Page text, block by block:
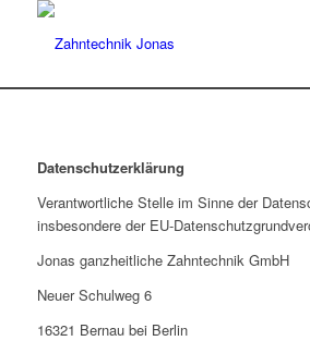
Datenschutzerklärung
Verantwortliche Stelle im Sinne der
insbesondere der EU-
Jonas ganzheitliche Zahntechnik GmbH
Neuer Schulweg 6
16321 Bernau bei Berlin